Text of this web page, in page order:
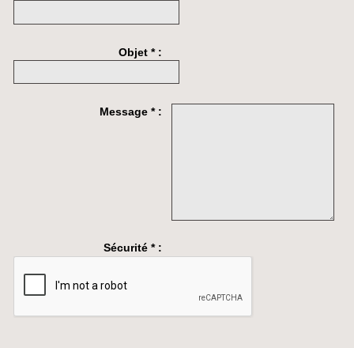
Objet * :
Message * :
Sécurité * :